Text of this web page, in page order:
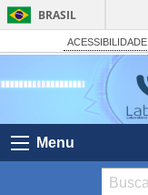
BRASIL
ACESSIBILIDADE
Menu